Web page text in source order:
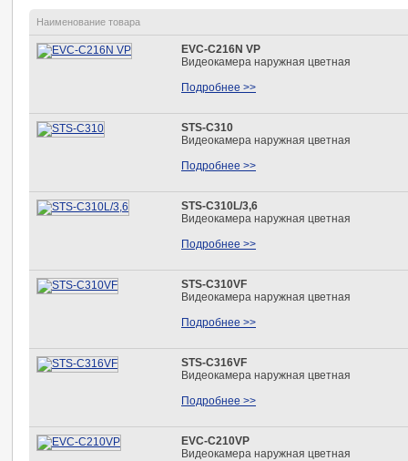
Наименование товара
EVC-С216N VP
Видеокамера наружная цветная
Подробнее >>
STS-C310
Видеокамера наружная цветная
Подробнее >>
STS-C310L/3,6
Видеокамера наружная цветная
Подробнее >>
STS-C310VF
Видеокамера наружная цветная
Подробнее >>
STS-C316VF
Видеокамера наружная цветная
Подробнее >>
EVC-С210VP
Видеокамера наружная цветная